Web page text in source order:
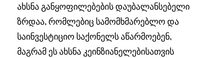
ახსნა განყოფილებების დაუბალანსებელი
ზრდაა, რომლებიც სამომხმარებლო და
საინვესტიციო საქონელს აწარმოებენ,
მაგრამ ეს ახსნა კეინზიანელებისათვის